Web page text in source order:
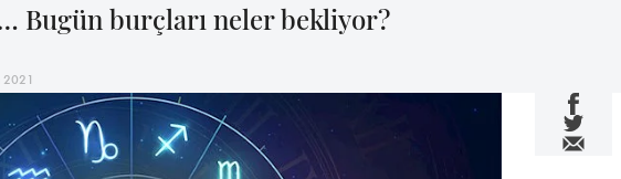
Bugün burçları neler bekliyor?
2021